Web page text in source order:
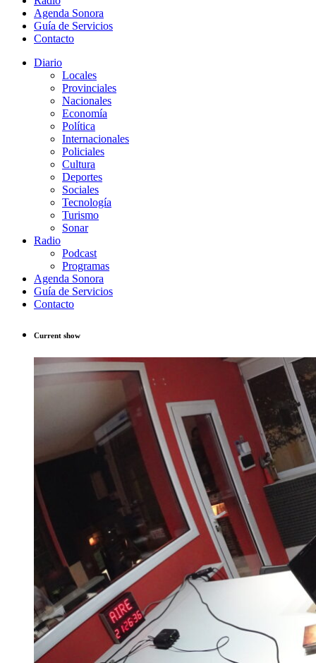
Agenda Sonora
Guía de Servicios
Contacto
Diario
Locales
Provinciales
Nacionales
Economía
Política
Internacionales
Policiales
Cultura
Deportes
Sociales
Tecnología
Turismo
Sonar
Radio
Podcast
Programas
Agenda Sonora
Guía de Servicios
Contacto
Current show